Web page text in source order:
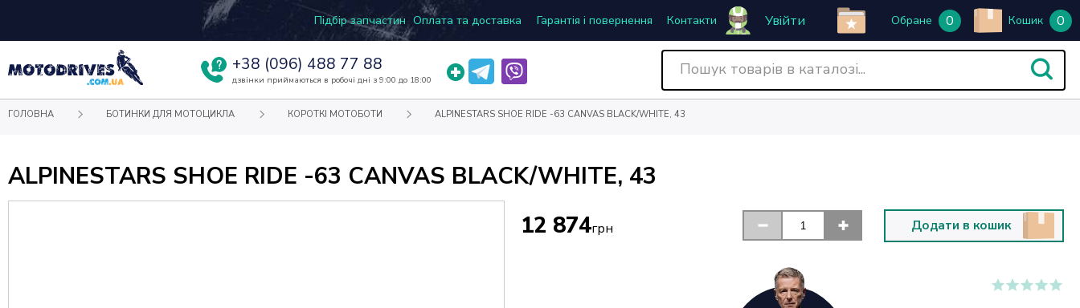
Підбір запчастин Оплата та доставка Гарантія і повернення Контакти Увійти Обране 0 Кошик 0
+38 (096) 488 77 88
дзвінки приймаються в робочі дні з 9:00 до 18:00
ГОЛОВНА БОТИНКИ ДЛЯ МОТОЦИКЛА КОРОТКІ МОТОБОТИ ALPINESTARS SHOE RIDE -63 CANVAS BLACK/WHITE, 43
ALPINESTARS SHOE RIDE -63 CANVAS BLACK/WHITE, 43
12 874грн Додати в кошик